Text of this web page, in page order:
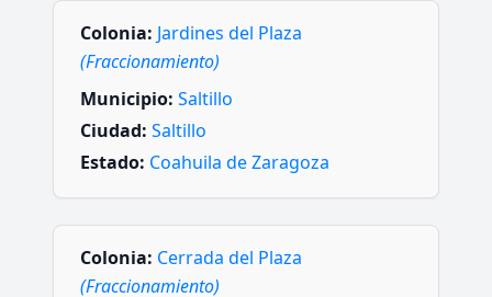
Colonia: Jardines del Plaza
(Fraccionamiento)
Municipio: Saltillo
Ciudad: Saltillo
Estado: Coahuila de Zaragoza
Colonia: Cerrada del Plaza
(Fraccionamiento)